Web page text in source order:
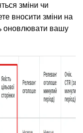
зміни чи
вносити зміни на
оновлювати вашу